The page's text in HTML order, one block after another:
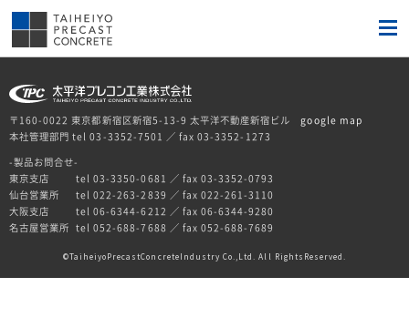
〒160-0022 東京都新宿区新宿5-13-9 太平洋不動産新宿ビルgoogle map
本社管理部門 tel 03-3352-7501 ／ fax 03-3352-1273
-製品お問合せ-
東京支店
tel 03-3350-0681 ／ fax 03-3352-0793
仙台営業所
tel 022-263-2839 ／ fax 022-261-3110
大阪支店
tel 06-6344-6212 ／ fax 06-6344-9280
名古屋営業所
tel 052-688-7688 ／ fax 052-688-7689
TaiheiyoPrecastConcreteIndustry Co.,Ltd. All RightsReserved.